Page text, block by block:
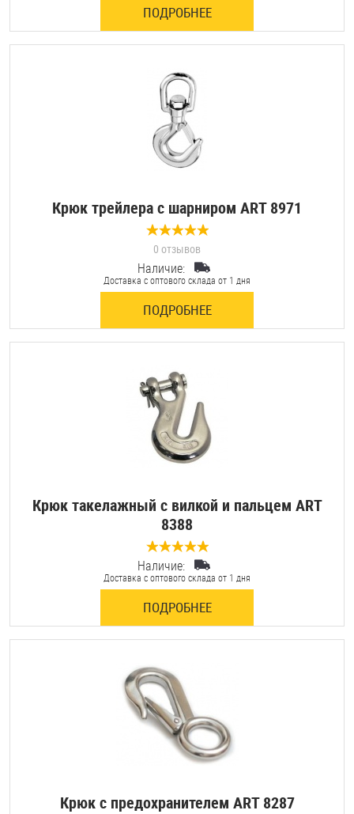
Оснастка и аксессуары для яхт
Саморезы и шурупы
Шпильки
Штифты и пальцы
ПОДРОБНЕЕ
Крюк трейлера с шарниром ART 8971
0 отзывов
Наличие:
Доставка с оптового склада от 1 дня
ПОДРОБНЕЕ
Крюк такелажный с вилкой и пальцем ART
8388
0 отзывов
Наличие:
Доставка с оптового склада от 1 дня
ПОДРОБНЕЕ
Крюк с предохранителем ART 8287